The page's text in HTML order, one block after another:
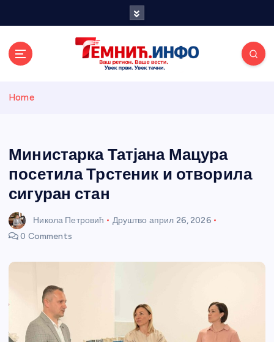
и портал
Home
Министарка Татјана Мацура
посетила Трстеник и отворила
сигуран стан
Никола Петровић Друштво април 26, 2026
0 Comments